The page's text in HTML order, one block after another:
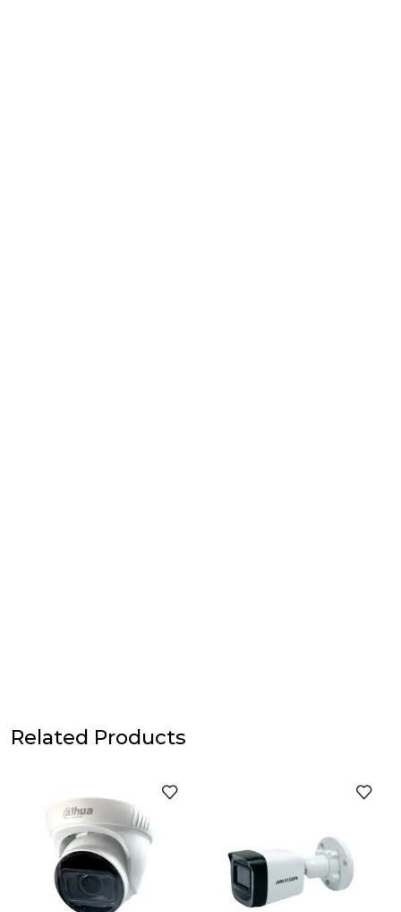
Related Products